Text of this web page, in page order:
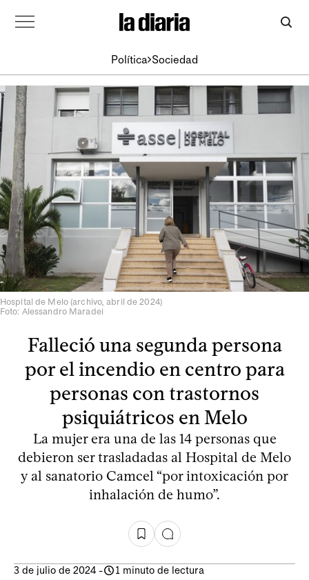
Política Sociedad
Hospital de Melo (archivo, abril de 2024)
Foto: Alessandro Maradei
Falleció una segunda persona
por el incendio en centro para
personas con trastornos
psiquiátricos en Melo
La mujer era una de las 14 personas que
debieron ser trasladadas al Hospital de Melo
y al sanatorio Camcel “por intoxicación por
inhalación de humo”.
3 de julio de 2024 - 1 minuto de lectura